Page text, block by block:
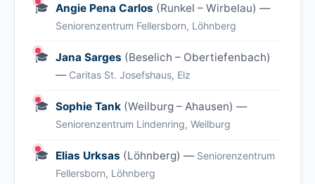
Angie Pena Carlos (Runkel – Wirbelau) —
Seniorenzentrum Fellersborn, Löhnberg
Jana Sarges (Beselich – Obertiefenbach)
— Caritas St. Josefshaus, Elz
Sophie Tank(Weilburg – Ahausen) —
Seniorenzentrum Lindenring, Weilburg
Elias Urksas (Löhnberg) — Seniorenzentrum
Fellersborn, Löhnberg